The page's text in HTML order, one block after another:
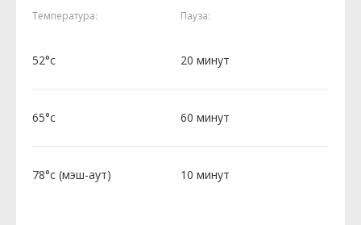
Температура: Пауза:
52°c 20 минут
65°c 60 минут
78°c (мэш-аут) 10 минут